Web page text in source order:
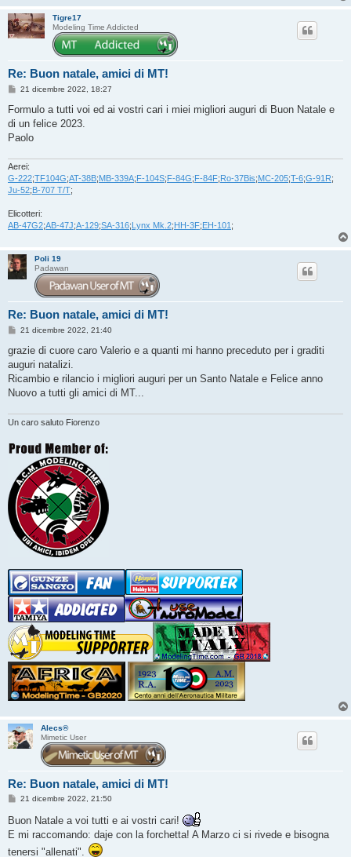
Tigre17
Modeling Time Addicted
Re: Buon natale, amici di MT!
M
s
a
g
o
21 dicembre 2022, 18:27
Formulo a tutti voi ed ai vostri cari i miei migliori auguri di Buon Natale e
di un felice 2023.
Paolo
Aerei:
G-222;TF104G;AT-38B;MB-339A; F-104S; F-84G; F-84F; Ro-37Bis;MC-205;T-6;G-91R;
Ju-52; B-707 T/T;
Elicotteri:
AB-47G2;AB-47J;A-129;SA-316; Lynx Mk.2; HH-3F; EH-101 ;
Poli 19
Padawan
Re: Buon natale, amici di MT!
M
s
a
g
i
21 dicembre 2022, 21:40
grazie di cuore caro Valerio e a quanti mi hanno preceduto per i graditi
auguri natalizi.
Ricambio e rilancio i migliori auguri per un Santo Natale e Felice anno
Nuovo a tutti gli amici di MT...
Un caro saluto Fiorenzo
Alecs®
Mimetic User
Re: Buon natale, amici di MT!
M
s
a
g
21 dicembre 2022, 21:50
Buon Natale a voi tutti e ai vostri cari!
E mi raccomando: daje con la forchetta! A Marzo ci si rivede e bisogna
tenersi "allenati".